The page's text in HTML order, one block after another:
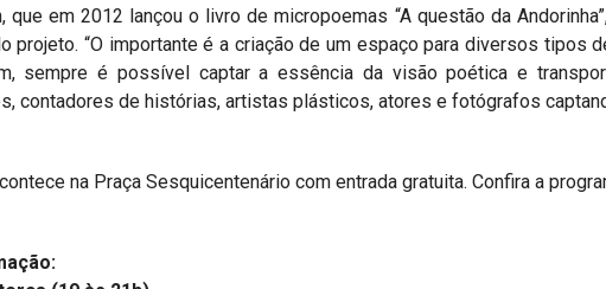
que em 2012 lançou o livro de micropoemas “A questão da
projeto. “O importante é a criação de um espaço para diversos tipos
sempre é possível captar a essência da visão poética e
contadores de histórias, artistas plásticos, atores e fotógrafos
na Praça Sesquicentenário com entrada gratuita. Confira a